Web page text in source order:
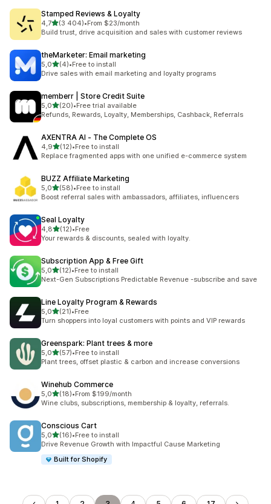
Stamped Reviews & Loyalty
4,7na 5 gwiazdek
(3 404)
Łączna liczba recenzji: 3404
•From $23/month
Build trust, drive acquisition and sales with customer reviews
theMarketer: Email marketing
5,0na 5 gwiazdek
(4)
Łączna liczba recenzji: 4
•Free to install
Drive sales with email marketing and loyalty programs
memberr | Store Credit Suite
5,0na 5 gwiazdek
(20)
Łączna liczba recenzji: 20
•Free trial available
Refunds, Rewards, Loyalty, Memberships, Cashback, Referrals
AXENTRA AI ‑ The Complete OS
4,9na 5 gwiazdek
(12)
Łączna liczba recenzji: 12
•Free to install
Replace fragmented apps with one unified e-commerce system
BUZZ Affiliate Marketing
5,0na 5 gwiazdek
(58)
Łączna liczba recenzji: 58
•Free to install
Boost referral sales with ambassadors, affiliates, influencers
Seal Loyalty
4,8na 5 gwiazdek
(12)
Łączna liczba recenzji: 12
•Free
Your rewards & discounts, sealed with loyalty.
Subscription App & Free Gift
5,0na 5 gwiazdek
(12)
Łączna liczba recenzji: 12
•Free to install
Next-Gen Subscriptions Predictable Revenue -subscribe and save
Line Loyalty Program & Rewards
5,0na 5 gwiazdek
(21)
Łączna liczba recenzji: 21
•Free
Turn shoppers into loyal customers with points and VIP rewards
Greenspark: Plant trees & more
5,0na 5 gwiazdek
(57)
Łączna liczba recenzji: 57
•Free to install
Plant trees, offset plastic & carbon and increase conversions
Winehub Commerce
5,0na 5 gwiazdek
(18)
Łączna liczba recenzji: 18
•From $199/month
Wine clubs, subscriptions, membership & loyalty, referrals.
Conscious Cart
5,0na 5 gwiazdek
(16)
Łączna liczba recenzji: 16
•Free to install
Drive Revenue Growth with Impactful Cause Marketing
Built for Shopify